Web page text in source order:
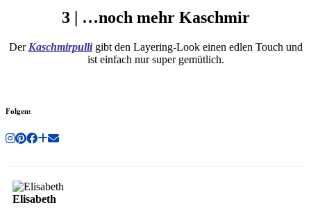
3 | …noch mehr Kaschmir
Der Kaschmirpulligibt den Layering-Look einen edlen Touch und
ist einfach nur super gemütlich.
Folgen:
Elisabeth